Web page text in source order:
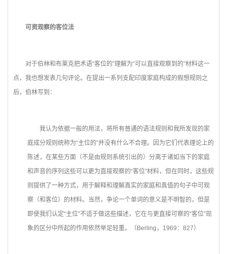
可资观察的客位法
对于伯林和布莱克把术语“客位的”理解为“可以直接观察到的”材料这一
点，我也想发表几句评论。在提出一系列支配印度家庭构成的假想规则之
后，伯林写到：
我认为依据一般的用法，将所有普通的语法规则和我所发现的家
庭成分规则统称为“主位的”并没有什么不合理。因为它们代表理论上的
陈述，在某些方面（不是由规则系统引出的）分离于诸如当下的家庭
和声音的序列这些可以更为直接观察的“客位”材料，但在同时，这些规
则提供了一种方式，用于解释和理解真实的家庭和真值的句子中可观
察（和客位）的材料。当然，争论一个单词的意义是不明智的，但是
即使我们认定“主位”不适于做这些描述，它在与更直接可察的“客位”现
象的区分中所起的作用依然举足轻重。（Berling，1969：827）